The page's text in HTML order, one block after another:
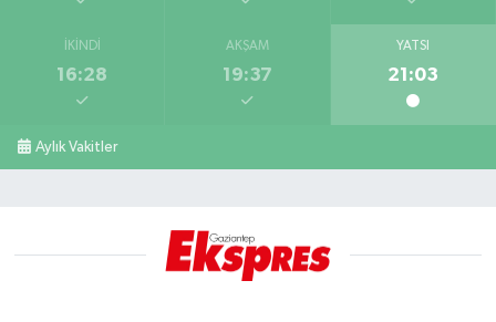
İKINDI
16:28
AKŞAM
19:37
YATSI
21:03
Aylık Vakitler